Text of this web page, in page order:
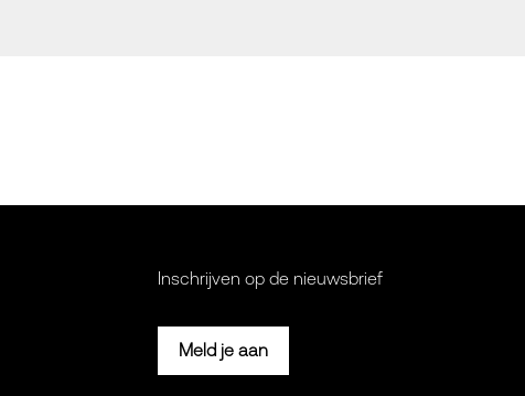
Inschrijven op de nieuwsbrief
Meld je aan